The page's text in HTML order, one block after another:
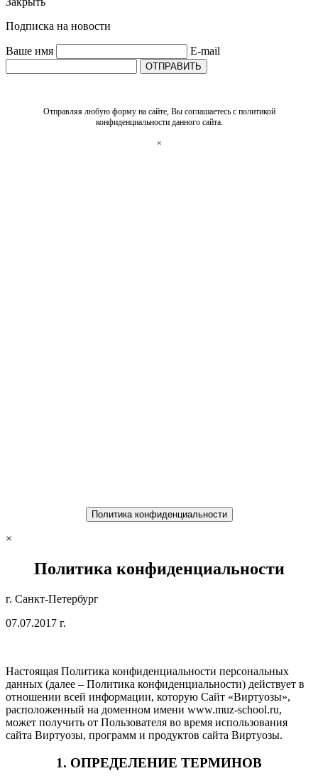
Подписка на новости
Ваше имя E-mail
ОТПРАВИТЬ
Отправляя любую форму на сайте, Вы соглашаетесь с политикой
конфиденциальности данного сайта.
×
Политика конфиденциальности
×
Политика конфиденциальности
г. Санкт-Петербург
07.07.2017 г.
Настоящая Политика конфиденциальности персональных
данных (далее – Политика конфиденциальности) действует в
отношении всей информации, которую Сайт «Виртуозы»,
расположенный на доменном имени www.muz-school.ru,
может получить от Пользователя во время использования
сайта Виртуозы, программ и продуктов сайта Виртуозы.
1. ОПРЕДЕЛЕНИЕ ТЕРМИНОВ